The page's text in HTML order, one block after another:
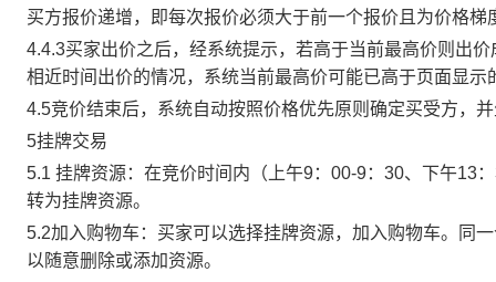
买方报价递增，即每次报价必须大于前一个报价且为价格
4.4.3买家出价之后，经系统提示，若高于当前最高价则出
相近时间出价的情况，系统当前最高价可能已高于页面显示
4.5竞价结束后，系统自动按照价格优先原则确定买受方，
5挂牌交易
5.1 挂牌资源：在竞价时间内（上午9：00-9：30、下午13
转为挂牌资源。
5.2加入购物车：买家可以选择挂牌资源，加入购物车。同
以随意删除或添加资源。